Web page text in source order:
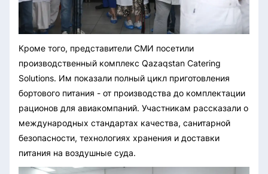
Кроме того, представители СМИ посетили
производственный комплекс Qazaqstan Catering
Solutions. Им показали полный цикл приготовления
бортового питания - от производства до комплектации
рационов для авиакомпаний. Участникам рассказали о
международных стандартах качества, санитарной
безопасности, технологиях хранения и доставки
питания на воздушные суда.